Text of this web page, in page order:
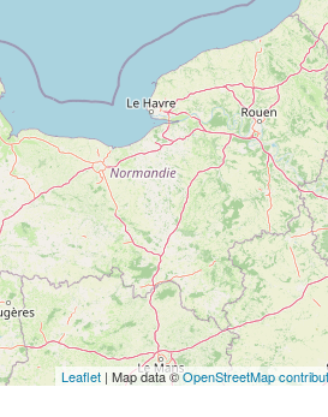
Leaflet | Map data ©OpenStreetMap